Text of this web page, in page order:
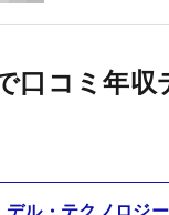
口コミ年収